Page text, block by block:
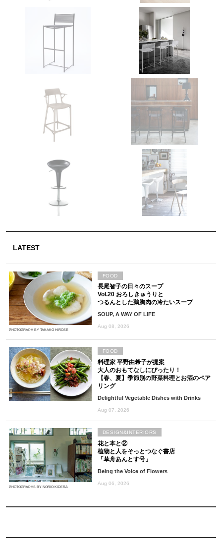
LATEST
PHOTOGRAPH BY TAKAKO HIROSE
長尾智子の日々のスープ
Vol.20 おろしきゅうりと
つるんとした鶏胸肉の冷たいスープ
SOUP, A WAY OF LIFE
Aug 08, 2026
FOOD
料理家 平野由希子が提案
大人のおもてなしにぴったり！
【春、夏】季節別の野菜料理とお酒のペア
リング
Delightful Vegetable Dishes with Drinks
Aug 07, 2026
FOOD
PHOTOGRAPHS BY NORIO KIDERA
花と本と②
植物と人をそっとつなぐ書店
「草舟あんとす号」
Being the Voice of Flowers
Aug 06, 2026
DESIGN&INTERIORS